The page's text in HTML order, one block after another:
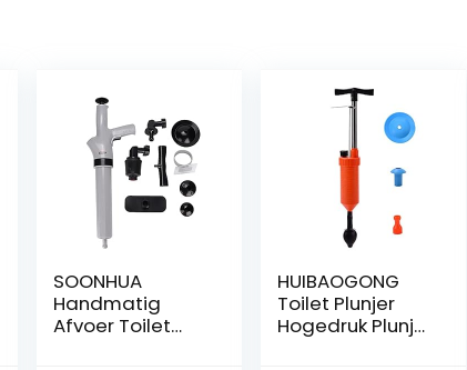
SOONHUA
Handmatig
Afvoer Toilet
HUIBAOGONG
Toilet Plunjer
Hogedruk Plunjer